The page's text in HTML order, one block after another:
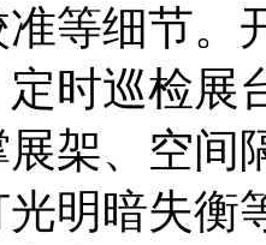
等细节。
时巡检展
架、空间
明暗失衡